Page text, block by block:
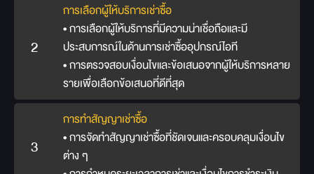
2
การเลือกผู้ให้บริการเช่าซื้อ
• การเลือกผู้ให้บริการที่มีความน่าเชื่อถือและมี
ประสบการณ์ในด้านการเช่าซื้ออุปกรณ์ไอที
• การตรวจสอบเงื่อนไขและข้อเสนอจากผู้ให้บริการหลาย
รายเพื่อเลือกข้อเสนอที่ดีที่สุด
3
การทำสัญญาเช่าซื้อ
• การจัดทำสัญญาเช่าซื้อที่ชัดเจนและครอบคลุมเงื่อนไข
ต่าง ๆ